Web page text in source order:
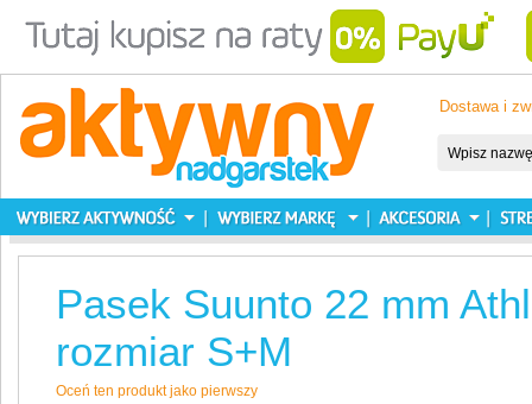
Dostawa i
Pasek Suunto 22 mm
rozmiar S+M
Oceń ten produkt jako pierwszy